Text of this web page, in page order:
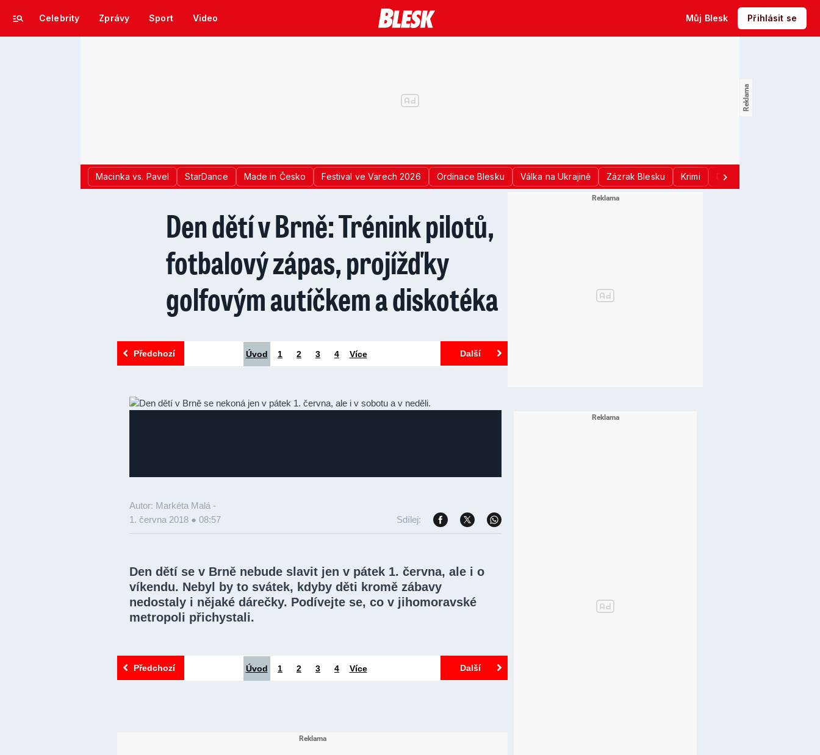
Celebrity Zprávy Sport Video Můj Blesk Přihlásit se
Macinka vs. Pavel StarDance Made in Česko Festival ve Varech 2026 Ordinace Blesku Válka na Ukrajině Zázrak Blesku Krimi Donald Trump
Den dětí v Brně: Trénink pilotů,
fotbalový zápas, projížďky
golfovým autíčkem a diskotéka
Předchozí Úvod 1 2 3 4 Více Další
Autor: Markéta Malá -
1. června 2018 ● 08:57
Sdílej:
Den dětí se v Brně nebude slavit jen v pátek 1. června, ale i o
víkendu. Nebyl by to svátek, kdyby děti kromě zábavy
nedostaly i nějaké dárečky. Podívejte se, co v jihomoravské
metropoli přichystali.
Předchozí Úvod 1 2 3 4 Více Další